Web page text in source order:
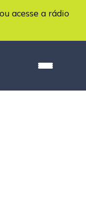
acesse a rádio